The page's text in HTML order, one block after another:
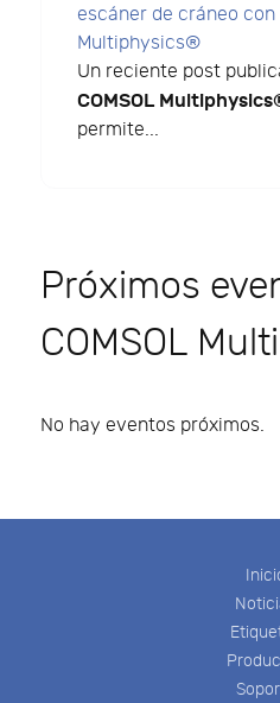
escáner de cráneo con
Multiphysics®
Un reciente post
COMSOL
permite...
Próximos
COMSOL
No hay eventos próximos.